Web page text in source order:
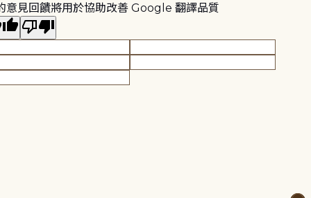
意見回饋將用於協助改善 Google 翻譯品質